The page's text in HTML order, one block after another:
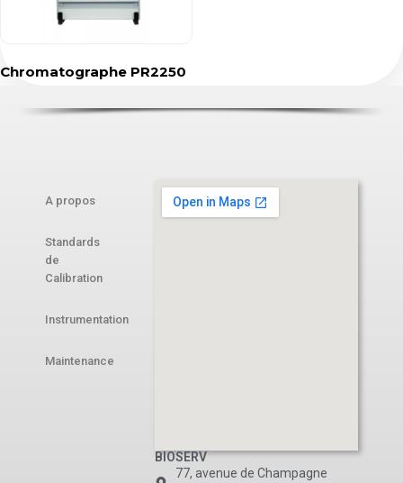
Chromatographe PR2250
A propos
Standards
de
Calibration
Instrumentation
Maintenance
BIOSERV
77, avenue de Champagne